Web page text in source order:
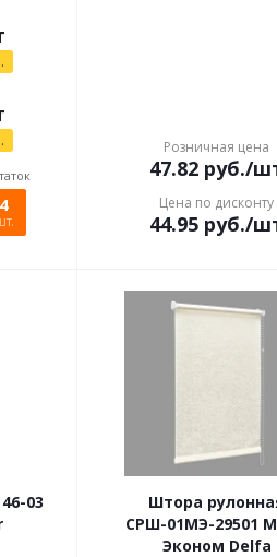
4
Розничная цена
47.82 руб./
Цена по дисконту
44.95 руб./
03
Штора
СРШ-01МЭ-29501
Эконом Delfa